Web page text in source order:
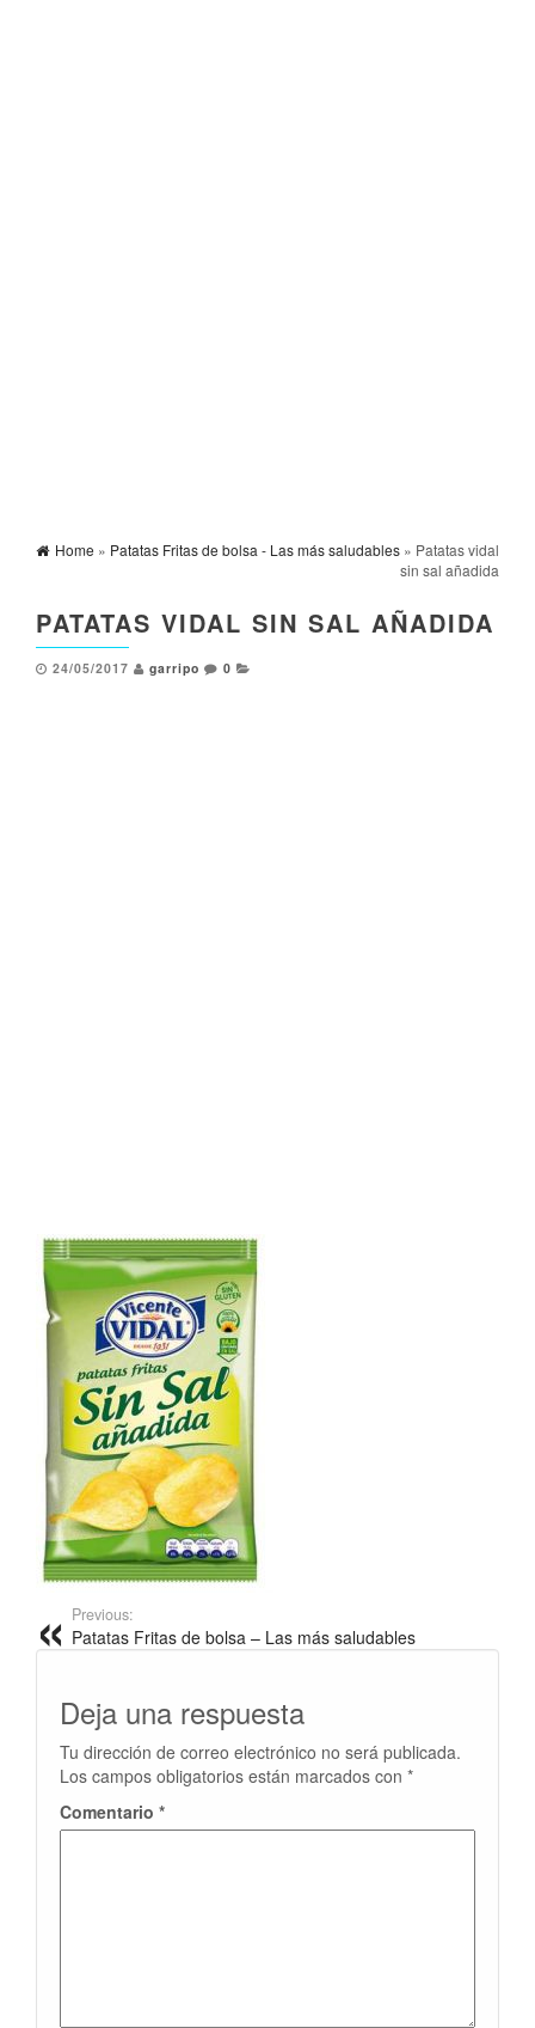
Home » Patatas Fritas de bolsa - Las más saludables » Patatas vidal
sin sal añadida
PATATAS VIDAL SIN SAL AÑADIDA
24/05/2017 garripo 0
Previous:
Patatas Fritas de bolsa – Las más saludables
Deja una respuesta
Tu dirección de correo electrónico no será publicada.
Los campos obligatorios están marcados con *
Comentario *